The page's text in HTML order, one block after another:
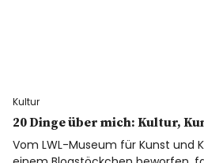
Bloggerreisen
Über mich
Kultur
20 Dinge über mich: Kultur,
Vom LWL-Museum für Kunst und